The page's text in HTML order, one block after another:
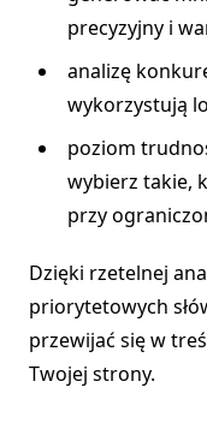
precyzyjny i
analizę
wykorzystują
poziom
wybierz takie,
przy
Dzięki rzetelnej
priorytetowych
przewijać się w
Twojej strony.